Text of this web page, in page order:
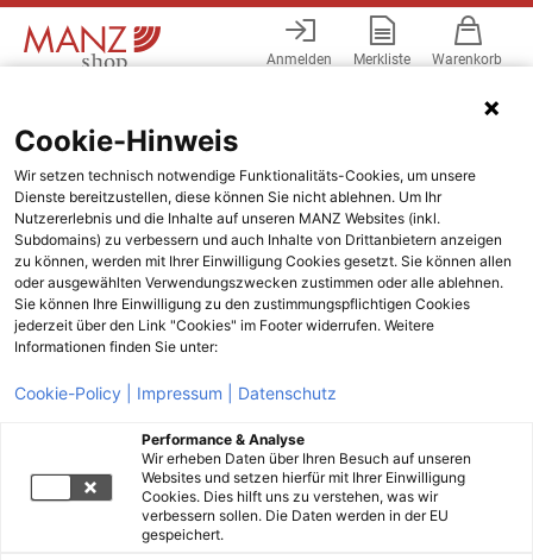
Anmelden Merkliste Warenkorb
Cookie-Hinweis
Wir setzen technisch notwendige Funktionalitäts-Cookies, um unsere
Dienste bereitzustellen, diese können Sie nicht ablehnen. Um Ihr
Nutzererlebnis und die Inhalte auf unseren MANZ Websites (inkl.
Subdomains) zu verbessern und auch Inhalte von Drittanbietern anzeigen
zu können, werden mit Ihrer Einwilligung Cookies gesetzt. Sie können allen
oder ausgewählten Verwendungszwecken zustimmen oder alle ablehnen.
Sie können Ihre Einwilligung zu den zustimmungspflichtigen Cookies
jederzeit über den Link "Cookies" im Footer widerrufen. Weitere
Informationen finden Sie unter:
Cookie-Policy | Impressum | Datenschutz
Performance & Analyse
Wir erheben Daten über Ihren Besuch auf unseren
Websites und setzen hierfür mit Ihrer Einwilligung
Cookies. Dies hilft uns zu verstehen, was wir
verbessern sollen. Die Daten werden in der EU
gespeichert.